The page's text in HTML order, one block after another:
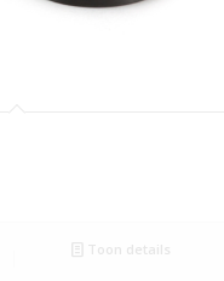
Toon details